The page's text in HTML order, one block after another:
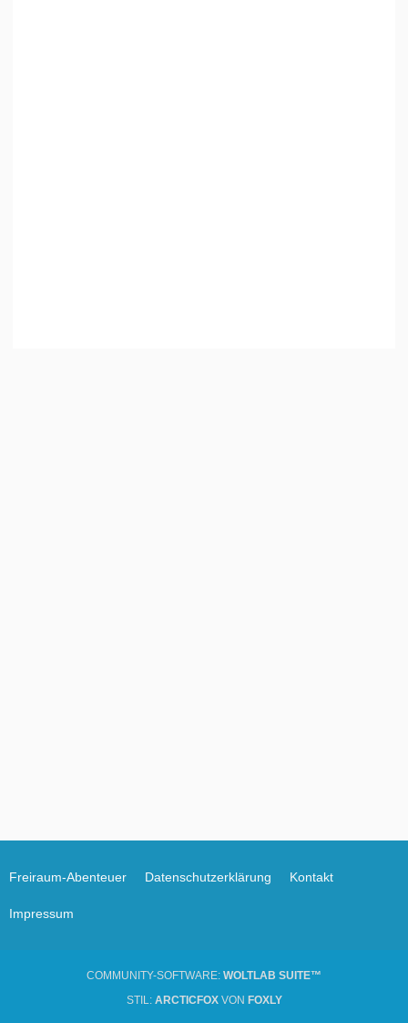
Freiraum-Abenteuer Datenschutzerklärung Kontakt
Impressum
COMMUNITY-SOFTWARE: WOLTLAB SUITE™
STIL: ARCTICFOXVON FOXLY